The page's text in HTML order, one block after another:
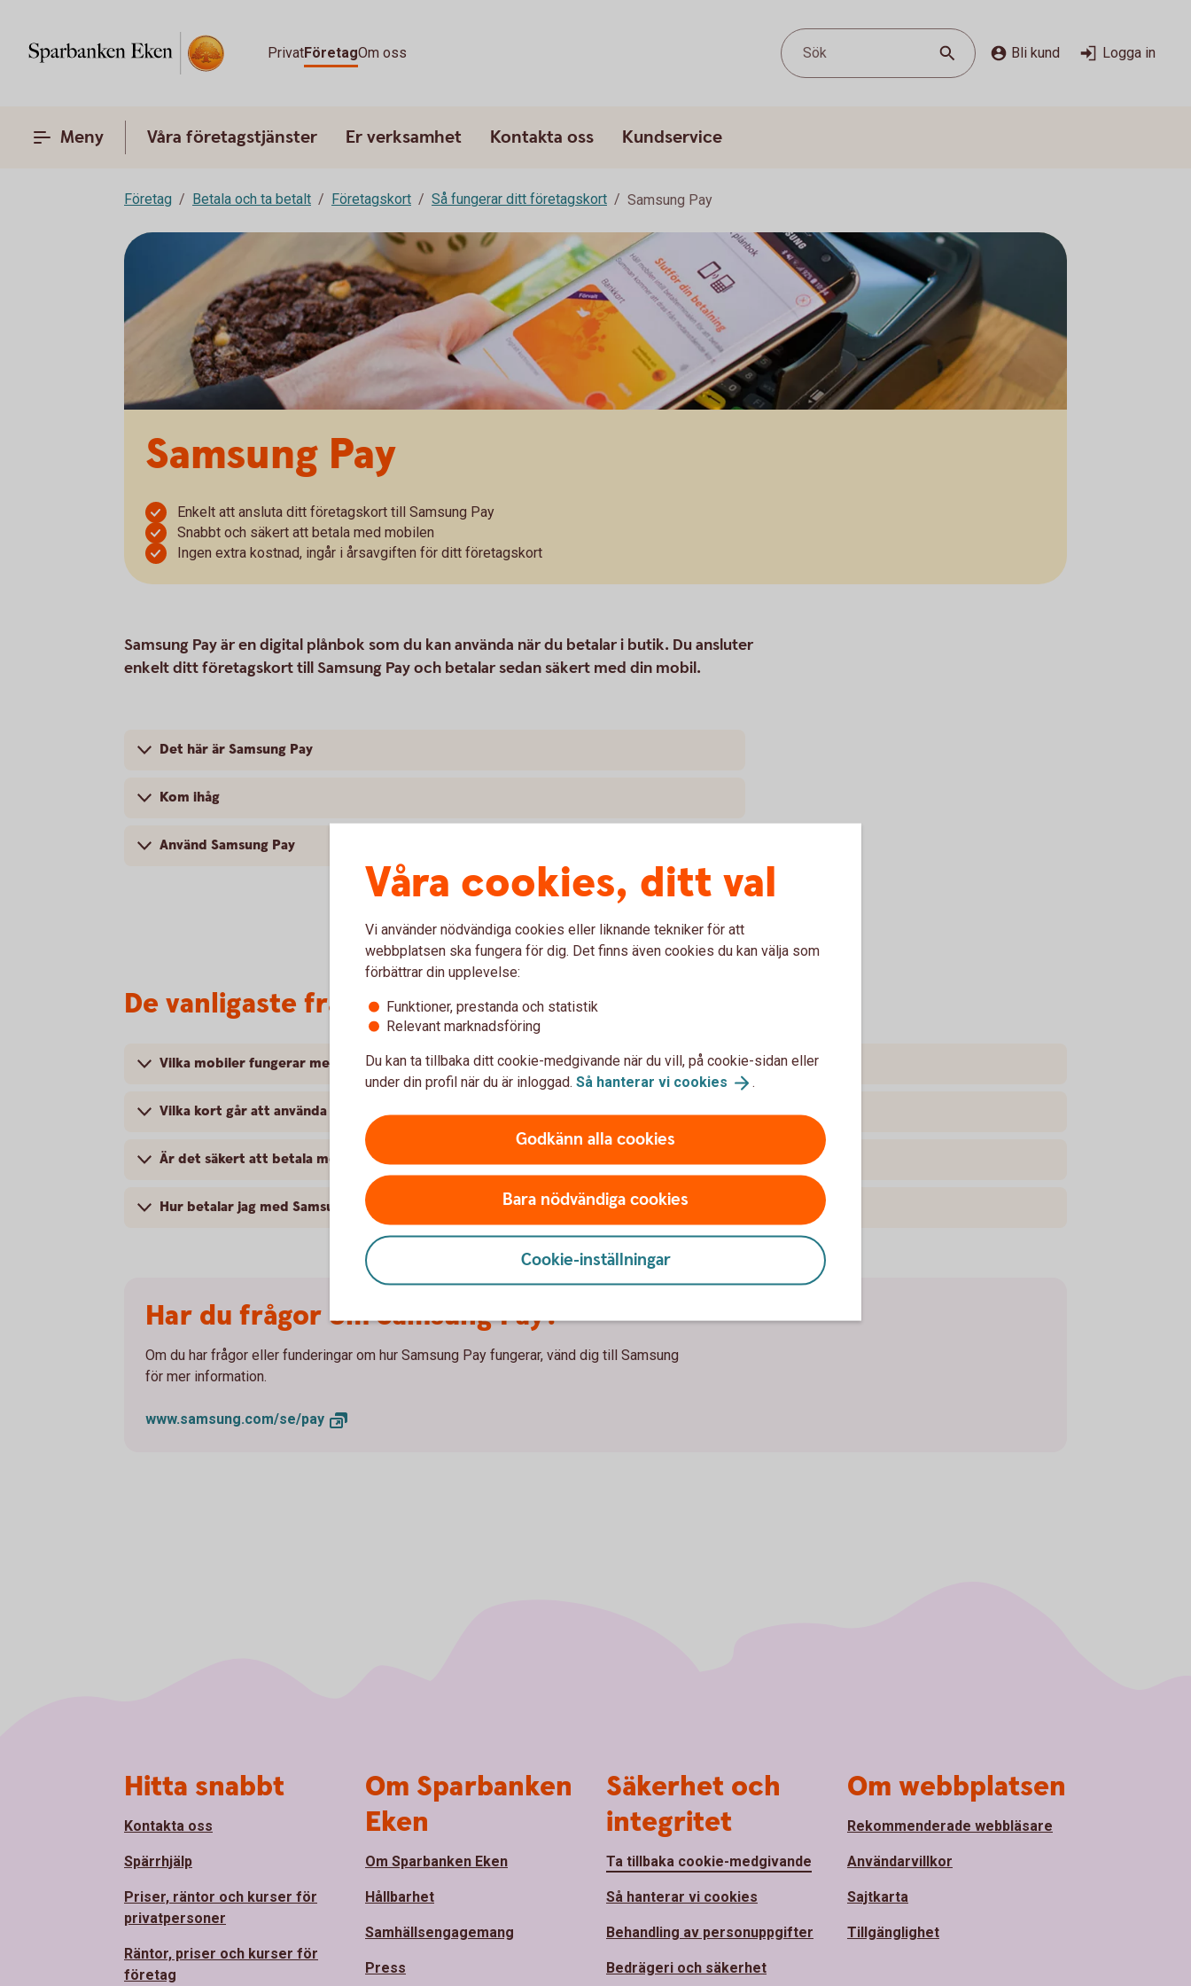
PrivatFöretagOm oss Sök Bli kund Logga in
Meny Våra företagstjänster Er verksamhet Kontakta oss Kundservice
Företag Betala och ta betalt Företagskort Så fungerar ditt företagskort Samsung Pay
Samsung Pay
Enkelt att ansluta ditt företagskort till Samsung Pay
Snabbt och säkert att betala med mobilen
Ingen extra kostnad, ingår i årsavgiften för ditt företagskort
Samsung Pay är en digital plånbok som du kan använda när du betalar i butik. Du ansluter
enkelt ditt företagskort till Samsung Pay och betalar sedan säkert med din mobil.
Det här är Samsung Pay
Kom ihåg
Använd Samsung Pay
De vanligaste frågorna
Vilka mobiler fungerar med Samsung Pay?
Vilka kort går att använda med Samsung Pay?
Är det säkert att betala med Samsung Pay?
Hur betalar jag med Samsung Pay?
Har du frågor om Samsung Pay?
Om du har frågor eller funderingar om hur Samsung Pay fungerar, vänd dig till Samsung
för mer information.
www.samsung.com/se/pay
Våra cookies, ditt val
Vi använder nödvändiga cookies eller liknande tekniker för att
webbplatsen ska fungera för dig. Det finns även cookies du kan välja som
förbättrar din upplevelse:
Funktioner, prestanda och statistik
Relevant marknadsföring
Du kan ta tillbaka ditt cookie-medgivande när du vill, på cookie-sidan eller
under din profil när du är inloggad. Så hanterar vi cookies .
Godkänn alla cookies
Bara nödvändiga cookies
Cookie-inställningar
Hitta snabbt
Kontakta oss
Spärrhjälp
Priser, räntor och kurser för
privatpersoner
Räntor, priser och kurser för
företag
Om Sparbanken
Eken
Om Sparbanken Eken
Hållbarhet
Samhällsengagemang
Press
Säkerhet och
integritet
Ta tillbaka cookie-medgivande
Så hanterar vi cookies
Behandling av personuppgifter
Bedrägeri och säkerhet
Om webbplatsen
Rekommenderade webbläsare
Användarvillkor
Sajtkarta
Tillgänglighet